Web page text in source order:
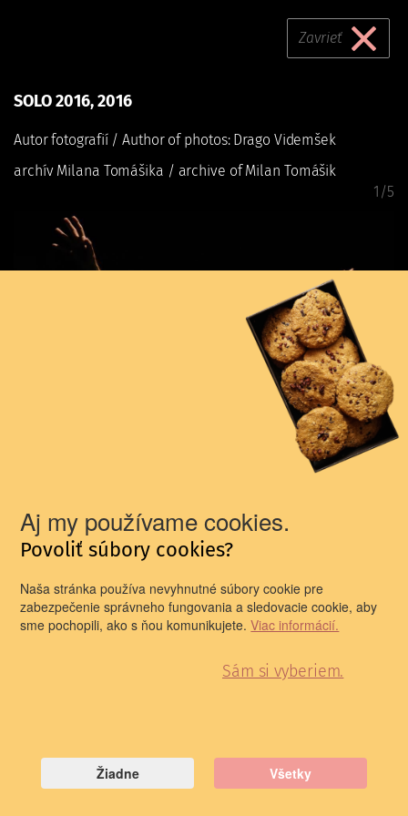
Aj my používame cookies.
Povoliť súbory cookies?
Naša stránka používa nevyhnutné súbory cookie pre
zabezpečenie správneho fungovania a sledovacie cookie, aby
sme pochopili, ako s ňou komunikujete.Viac informácií.
Sám si vyberiem.
Žiadne Všetky
SOLO 2016, 2016
SOLO 2016, 2016
Autor fotografií / Author of photos: Drago Videmšek
archív Milana Tomášika / archive of Milan Tomášik
1/5
Zavrieť